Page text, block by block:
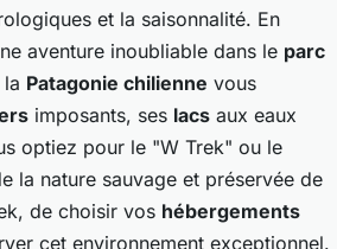
et la saisonnalité. En
aventure inoubliable dans le parc
Patagonie chilienne vous
imposants, ses lacs aux eaux
optiez pour le "W Trek" ou le
la nature sauvage et préservée de
de choisir vos hébergements
cet environnement exceptionnel.